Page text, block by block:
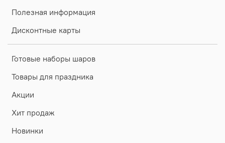
Полезная информация
Дисконтные карты
Готовые наборы шаров
Товары для праздника
Акции
Хит продаж
Новинки